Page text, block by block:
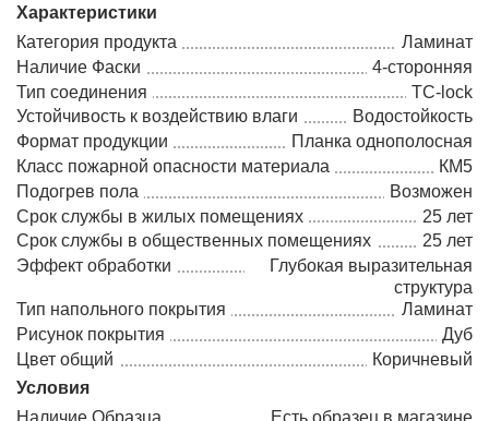
Характеристики
Категория продукта
Ламинат
Наличие Фаски
4-сторонняя
Тип соединения
TC-lock
Устойчивость к воздействию влаги
Водостойкость
Формат продукции
Планка однополосная
Класс пожарной опасности материала
КМ5
Подогрев пола
Возможен
Срок службы в жилых помещениях
25 лет
Срок службы в общественных помещениях
25 лет
Эффект обработки
Глубокая выразительная
структура
Тип напольного покрытия
Ламинат
Рисунок покрытия
Дуб
Цвет общий
Коричневый
Условия
Наличие Образца
Есть образец в магазине